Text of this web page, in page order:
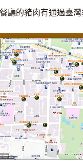
廳的豬肉有通過臺